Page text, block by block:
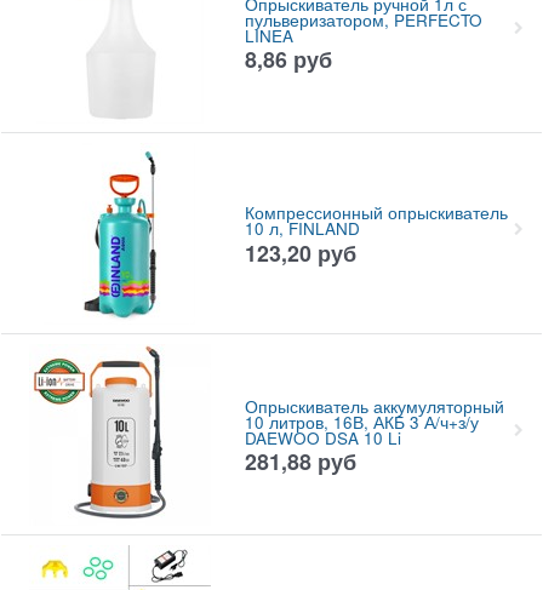
пульверизатором, PERFECTO
LINEA
8,86 руб
Компрессионный опрыскиватель
10 л, FINLAND
123,20 руб
Опрыскиватель аккумуляторный
10 литров, 16В, АКБ 3 А/ч+з/у
DAEWOO DSA 10 Li
281,88 руб